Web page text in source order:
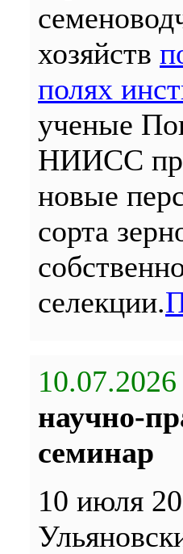
хозяйств
полях
ученые
НИИСС
новые
сорта
селекции.
10.07.2026
научно-
семинар
10 июля